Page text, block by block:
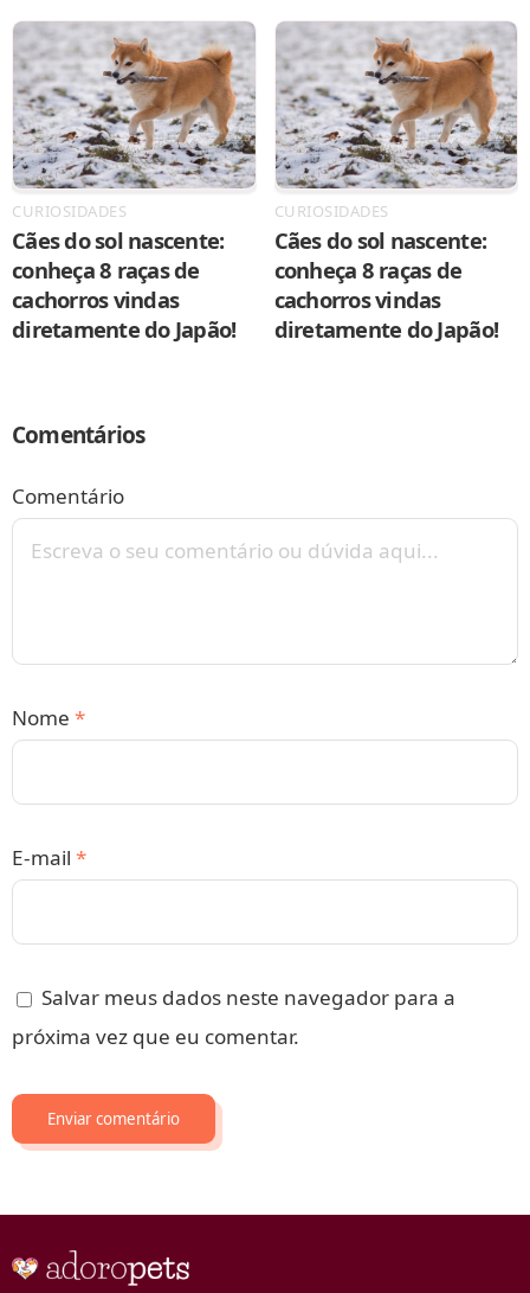
CURIOSIDADES
Cães do sol nascente:
conheça 8 raças de
cachorros vindas
diretamente do Japão!
CURIOSIDADES
Cães do sol nascente:
conheça 8 raças de
cachorros vindas
diretamente do Japão!
Comentários
Comentário
Nome *
E-mail *
Salvar meus dados neste navegador para a
próxima vez que eu comentar.